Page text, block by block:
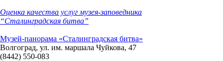
Оценка качества услуг музея-заповедника
“Сталинградская битва”
Музей-панорама «Сталинградская битва»
Волгоград, ул. им. маршала Чуйкова, 47
(8442) 550-083